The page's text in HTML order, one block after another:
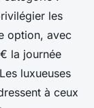
les
option, avec
la journée
luxueuses
à ceux